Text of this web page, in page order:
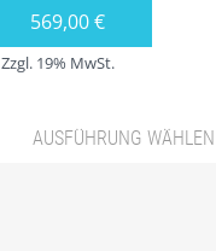
569,00€
Zzgl. 19% MwSt.
AUSFÜHRUNG WÄHLEN